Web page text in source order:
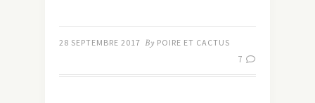
28 SEPTEMBRE 2017 By POIRE ET CACTUS
7